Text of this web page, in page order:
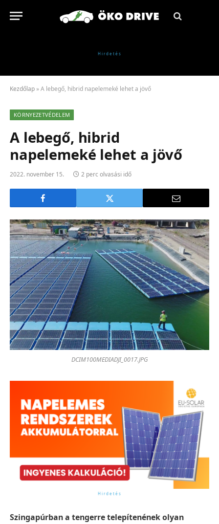
Kezdőlap »A lebegő, hibrid napelemeké lehet a jövő
KÖRNYEZETVÉDELEM
A lebegő, hibrid
napelemeké lehet a jövő
2022. november 15. 2 perc olvasási idő
DCIM100MEDIADJI_0017.JPG
Szingapúrban a tengerre telepítenének olyan